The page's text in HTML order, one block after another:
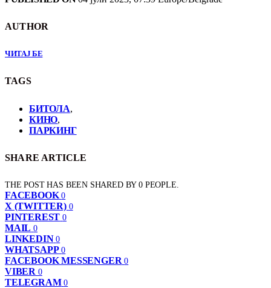
AUTHOR
ЧИТАЈ БЕ
TAGS
БИТОЛА,
КИНО,
ПАРКИНГ
SHARE ARTICLE
THE POST HAS BEEN SHARED BY0 PEOPLE.
FACEBOOK 0
X (TWITTER) 0
PINTEREST 0
MAIL 0
LINKEDIN 0
WHATSAPP 0
FACEBOOK MESSENGER 0
VIBER 0
TELEGRAM 0